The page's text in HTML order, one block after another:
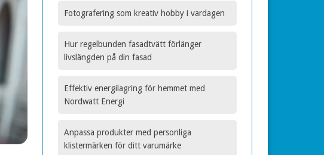
Fotografering som kreativ hobby i vardagen
Hur regelbunden fasadtvätt förlänger
livslängden på din fasad
Effektiv energilagring för hemmet med
Nordwatt Energi
Anpassa produkter med personliga
klistermärken för ditt varumärke